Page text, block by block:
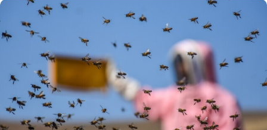
Türkiye'den ocak-mayıs döneminde
yapılan bal ihracatı 13 milyon 520
bin 730 dolara ulaştı.